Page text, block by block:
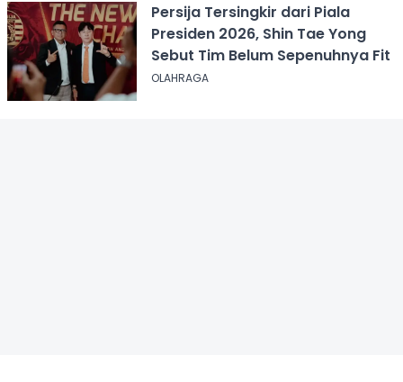
Persija Tersingkir dari Piala
Presiden 2026, Shin Tae Yong
Sebut Tim Belum Sepenuhnya Fit
OLAHRAGA